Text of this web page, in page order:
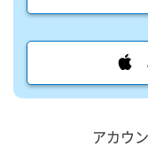
アカウ